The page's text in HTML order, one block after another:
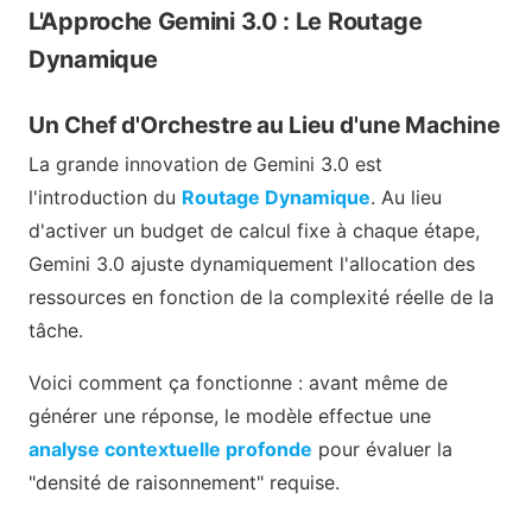
L'Approche Gemini 3.0 : Le Routage
Dynamique
Un Chef d'Orchestre au Lieu d'une Machine
La grande innovation de Gemini 3.0 est
l'introduction du Routage Dynamique. Au lieu
d'activer un budget de calcul fixe à chaque étape,
Gemini 3.0 ajuste dynamiquement l'allocation des
ressources en fonction de la complexité réelle de la
tâche.
Voici comment ça fonctionne : avant même de
générer une réponse, le modèle effectue une
analyse contextuelle profonde pour évaluer la
"densité de raisonnement" requise.